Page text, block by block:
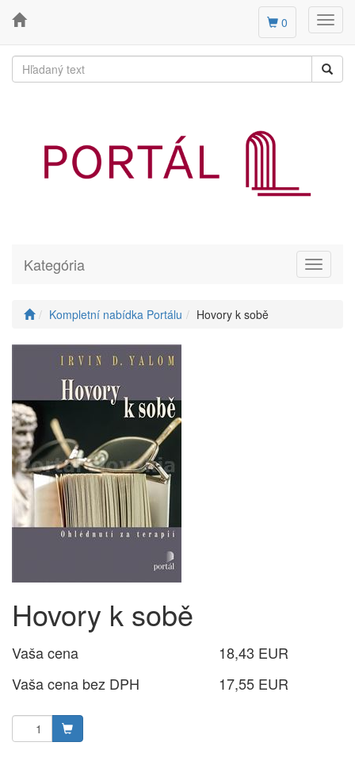
0
Toggle
Kategória
Kompletní nabídka Portálu Hovory k sobě
Hovory k sobě
Vaša cena
18,43 EUR
Vaša cena bez DPH
17,55 EUR